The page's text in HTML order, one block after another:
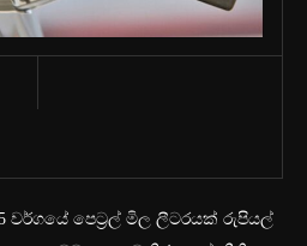
පෙට්‍රල් මිල ලීටරයක් රුපියල්